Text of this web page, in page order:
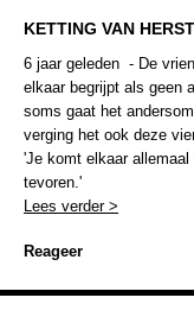
KETTING VAN
6 jaar geleden - De
elkaar begrijpt als geen
soms gaat het
verging het ook deze
'Je komt elkaar
tevoren.'
Lees verder >
Reageer